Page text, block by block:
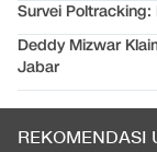
Survei
Deddy Mizwar
Jabar
REKOMENDASI